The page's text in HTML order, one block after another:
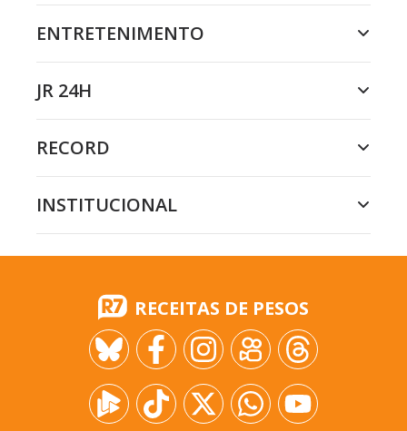
ENTRETENIMENTO
JR 24H
RECORD
INSTITUCIONAL
RECEITAS DE PESOS